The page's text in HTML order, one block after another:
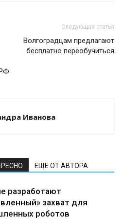
Следующая статья
Волгоградцам предлагают
бесплатно переобучиться
Иванова
ЕЩЕ ОТ АВТОРА
разработают
захват для
роботов